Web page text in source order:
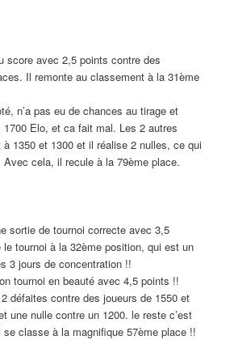
score avec 2,5 points contre des
Il remonte au classement à la 31ème
n’a pas eu de chances au tirage et
1700 Elo, et ca fait mal. Les 2 autres
1350 et 1300 et il réalise 2 nulles, ce qui
cela, il recule à la 79ème place.
sortie de tournoi correcte avec 3,5
tournoi à la 32ème position, qui est un
3 jours de concentration !!
tournoi en beauté avec 4,5 points !!
défaites contre des joueurs de 1550 et
une nulle contre un 1200. le reste c’est
classe à la magnifique 57ème place !!